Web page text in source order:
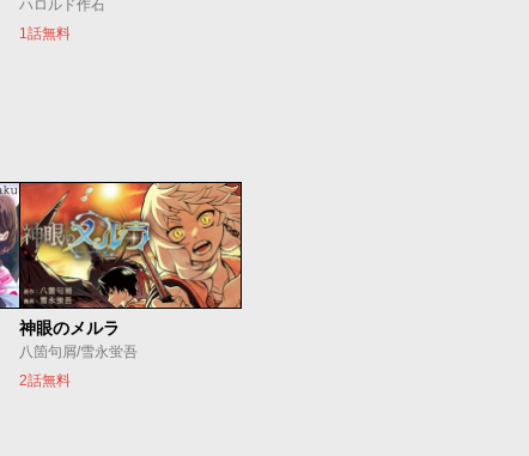
ハロルド作石
1話無料
神眼のメルラ
八箇句屑/雪永蛍吾
2話無料